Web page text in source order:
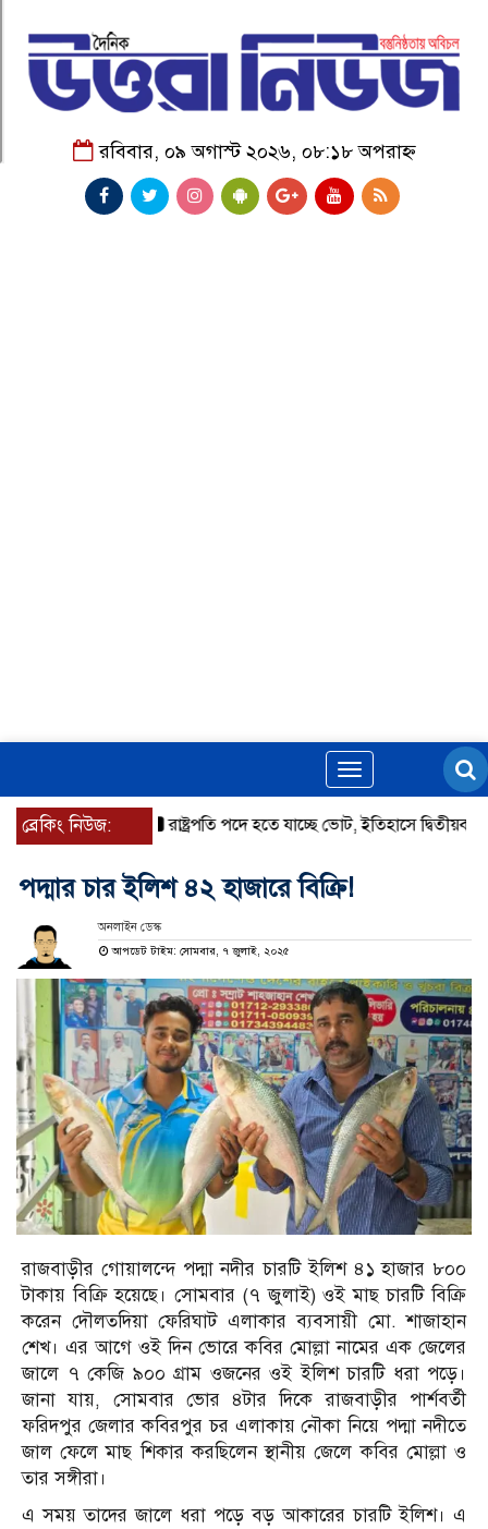
রবিবার, ০৯ অগাস্ট ২০২৬, ০৮:১৮ অপরাহ্ন
Toggle
navigation
ব্রেকিং নিউজ: রাষ্ট্রপতি পদে হতে যাচ্ছে ভোট, ইতিহাসে দ্বিতীয়বার
পদ্মার চার ইলিশ ৪২ হাজারে বিক্রি!
অনলাইন ডেস্ক
আপডেট টাইম: সোমবার, ৭ জুলাই, ২০২৫
রাজবাড়ীর গোয়ালন্দে পদ্মা নদীর চারটি ইলিশ ৪১ হাজার ৮০০
টাকায় বিক্রি হয়েছে। সোমবার (৭ জুলাই) ওই মাছ চারটি বিক্রি
করেন দৌলতদিয়া ফেরিঘাট এলাকার ব্যবসায়ী মো. শাজাহান
শেখ। এর আগে ওই দিন ভোরে কবির মোল্লা নামের এক জেলের
জালে ৭ কেজি ৯০০ গ্রাম ওজনের ওই ইলিশ চারটি ধরা পড়ে।
জানা যায়, সোমবার ভোর ৪টার দিকে রাজবাড়ীর পার্শবর্তী
ফরিদপুর জেলার কবিরপুর চর এলাকায় নৌকা নিয়ে পদ্মা নদীতে
জাল ফেলে মাছ শিকার করছিলেন স্থানীয় জেলে কবির মোল্লা ও
তার সঙ্গীরা।
এ সময় তাদের জালে ধরা পড়ে বড় আকারের চারটি ইলিশ। এ